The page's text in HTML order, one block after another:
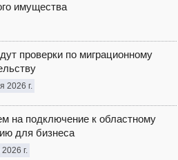
имущества
проверки по миграционному
2026 г.
на подключение к областному
для бизнеса
г.